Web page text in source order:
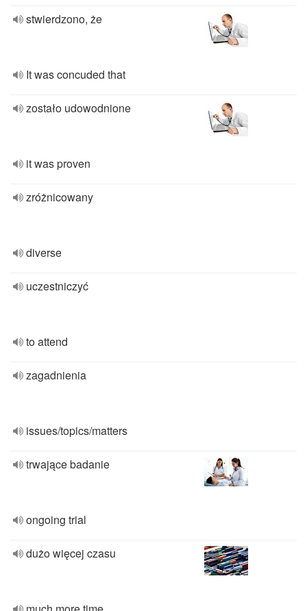
stwierdzono, że
It was concuded that
zostało udowodnione
it was proven
zróżnicowany
diverse
uczestniczyć
to attend
zagadnienia
issues/topics/matters
trwające badanie
ongoing trial
dużo więcej czasu